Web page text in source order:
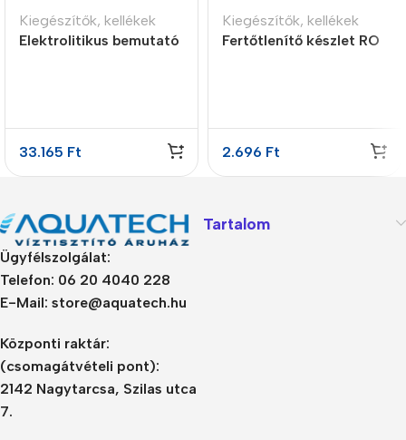
Kiegészítők, kellékek
Elektrolitikus bemutató
33.165 Ft
Kiegészítők, kellékek
Fertőtlenítő készlet RO
2.696 Ft
Ügyfélszolgálat:
Telefon: 06 20 4040 228
E-Mail: store@aquatech.hu
Központi raktár:
(csomagátvételi pont):
2142 Nagytarcsa, Szilas utca
7.
Tartalom